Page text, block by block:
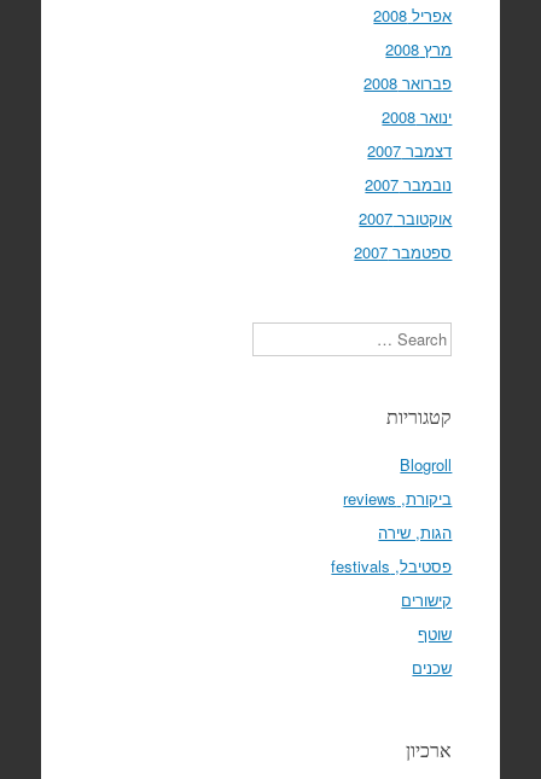
אפריל 2008
מרץ 2008
פברואר 2008
ינואר 2008
דצמבר 2007
נובמבר 2007
אוקטובר 2007
ספטמבר 2007
Search
קטגוריות
Blogroll
ביקורת, reviews
הגות, שירה
פסטיבל, festivals
קישורים
שוטף
שכנים
ארכיון